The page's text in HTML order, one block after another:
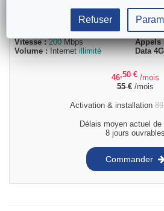
Vitesse :200Mbps
Volume :Internetillimité
GSM
Data
46,50 € /mois
55€/mois
Activation & installation
Délais moyen actuel
8 jours ouvrables
Commander
Refuser